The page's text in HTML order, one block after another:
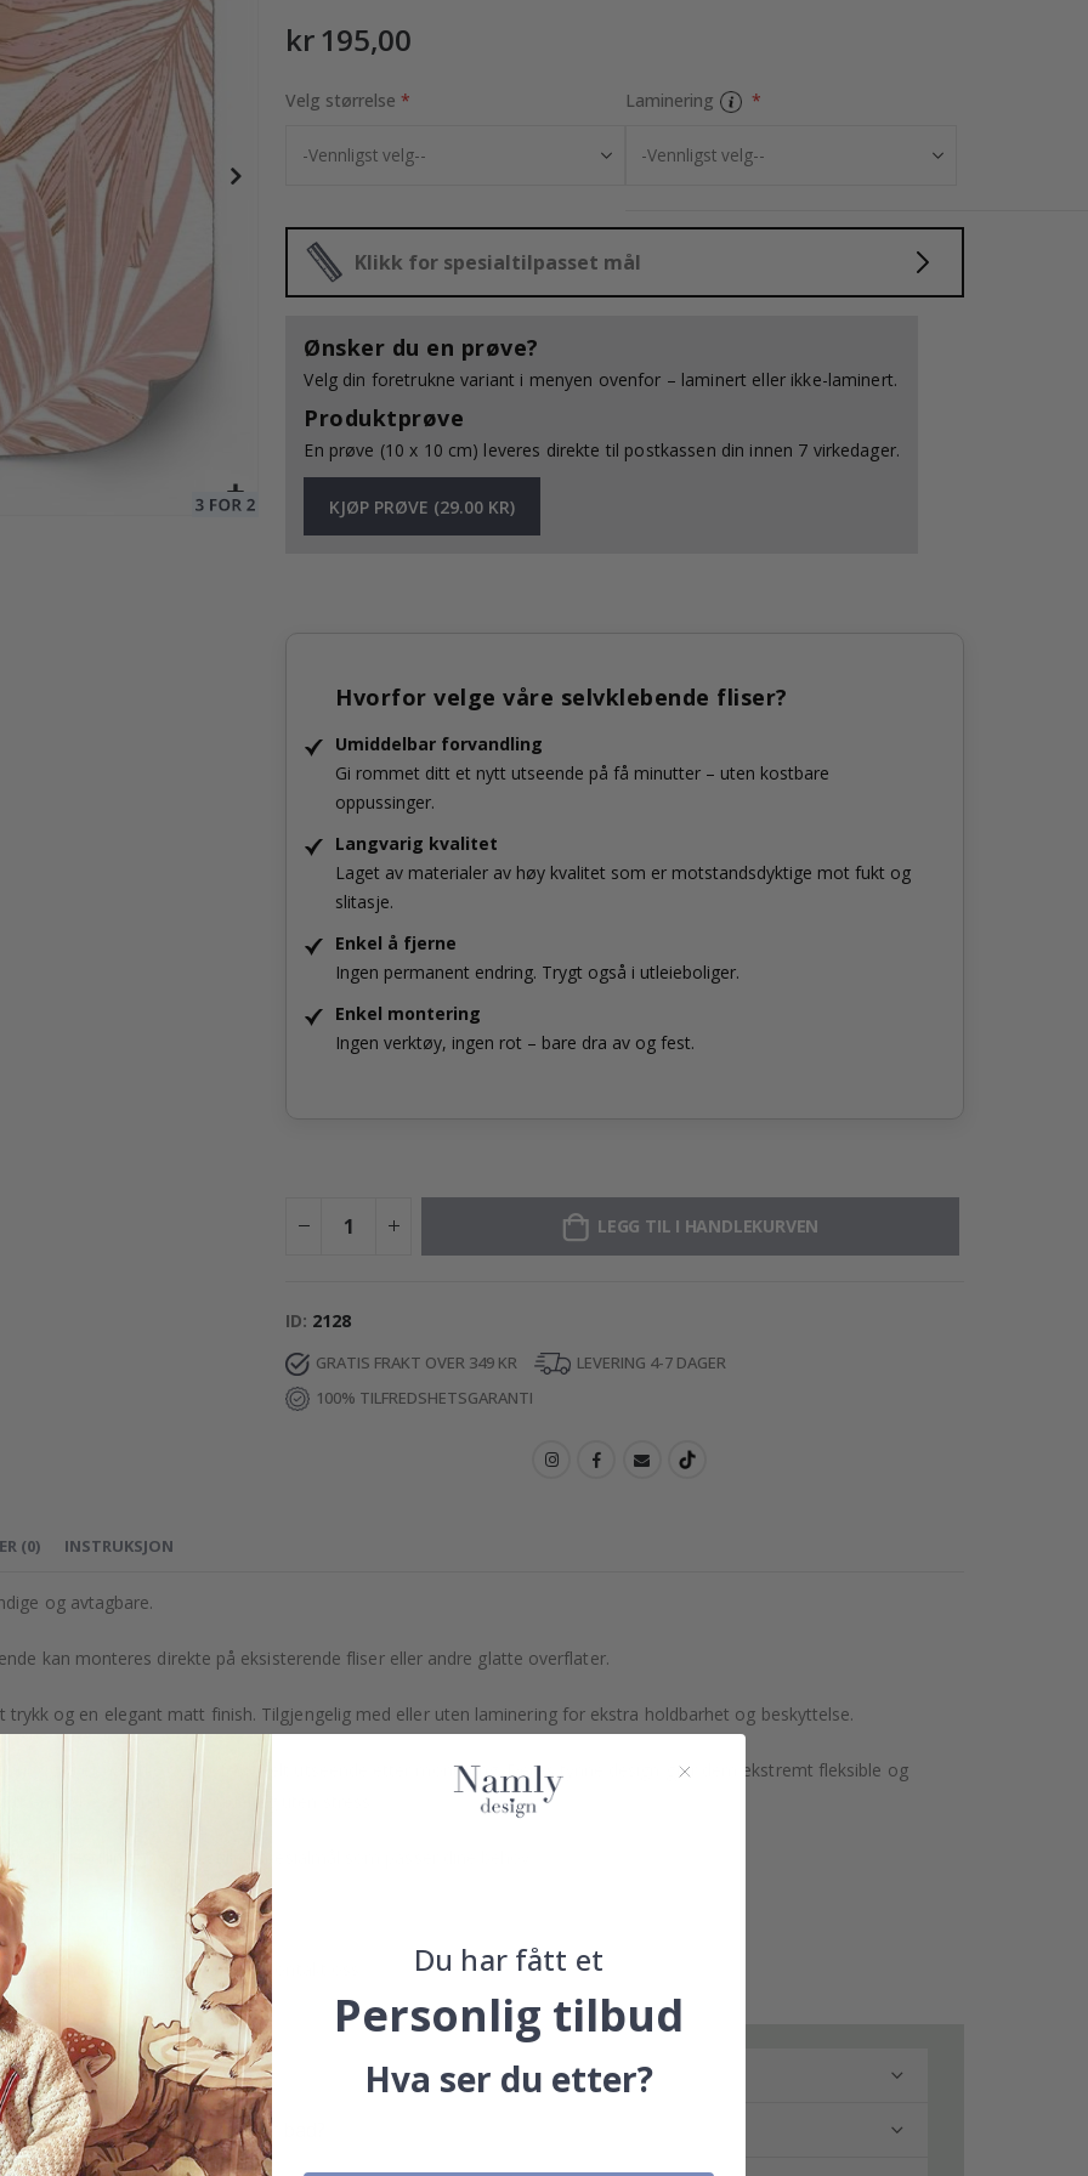
kr 195,00
Velg størrelse Laminering
Klikk for spesialtilpasset mål
Ønsker du en prøve?
Velg din foretrukne variant i menyen ovenfor – laminert eller ikke-laminert.
Produktprøve
En prøve (10 x 10 cm) leveres direkte til postkassen din innen 7 virkedager.
KJØP PRØVE (29.00 KR)
Hvorfor velge våre selvklebende fliser?
Umiddelbar forvandling
Gi rommet ditt et nytt utseende på få minutter – uten kostbare
oppussinger.
Langvarig kvalitet
Laget av materialer av høy kvalitet som er motstandsdyktige mot fukt og
slitasje.
Enkel å fjerne
Ingen permanent endring. Trygt også i utleieboliger.
Enkel montering
Ingen verktøy, ingen rot – bare dra av og fest.
LEGG TIL I HANDLEKURVEN
ID 2128
GRATIS FRAKT OVER 349 KR
LEVERING 4-7 DAGER
100% TILFREDSHETSGARANTI
og avtagbare.
kan monteres direkte på eksisterende fliser eller andre glatte overflater.
og en elegant matt finish. Tilgjengelig med eller uten laminering for ekstra holdbarhet og beskyttelse.
gir også et naturlig og profesjonelt utseende etter montering. Deres tynne design gjør dem ekstremt fleksible og
en rask og stilren oppgradering uten stress.
bestilling" for å bestille i spesialmål som passer dine behov.
også!
spesialtilpasninger, vennligst kontakt oss.
(0) INSTRUKSJON
Hva er selvklebende fliser?
Fungerer de i kjøkken eller bad?
Du har fått et
Personlig tilbud
Hva ser du etter?